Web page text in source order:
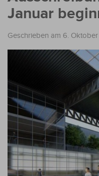
Januar
Geschrieben am 6.